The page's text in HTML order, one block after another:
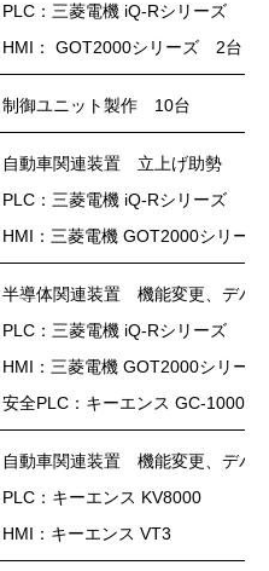
PLC：三菱電機 iQ-Rシリーズ
HMI： GOT2000シリーズ 2台
制御ユニット製作 10台
自動車関連装置 立上げ助勢
PLC：三菱電機 iQ-Rシリーズ
HMI：三菱電機 GOT2000シリーズ
半導体関連装置 機能変更、デバ
PLC：三菱電機 iQ-Rシリーズ
HMI：三菱電機 GOT2000シリーズ
安全PLC：キーエンス GC-1000
自動車関連装置 機能変更、デバ
PLC：キーエンス KV8000
HMI：キーエンス VT3